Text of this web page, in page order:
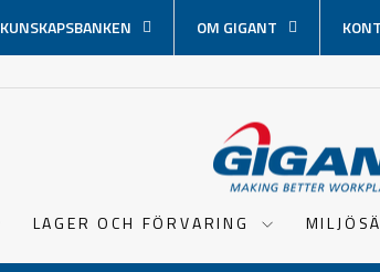
KUNSKAPSBANKEN OM GIGANT
LAGER OCH FÖRVARING